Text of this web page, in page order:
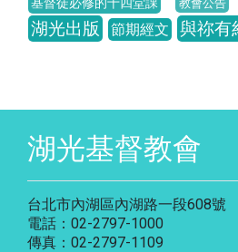
教會公告
湖光出版 節期經文 與祢有
湖光基督教會
台北市內湖區內湖路一段608號
電話：02-2797-1000
傳真：02-2797-1109